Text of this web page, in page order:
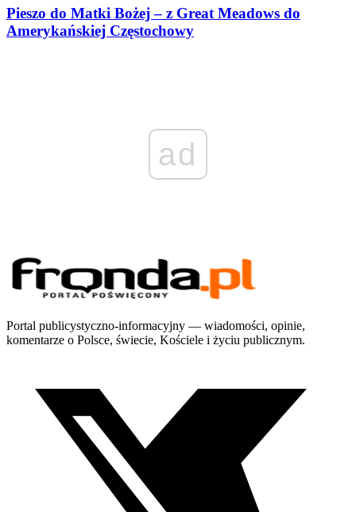
Pieszo do Matki Bożej – z Great Meadows do
Amerykańskiej Częstochowy
ad
Portal publicystyczno-informacyjny — wiadomości, opinie,
komentarze o Polsce, świecie, Kościele i życiu publicznym.